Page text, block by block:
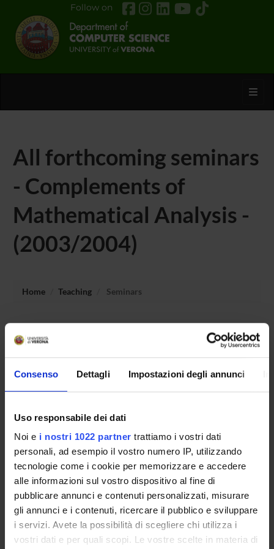
Consenso Dettagli Impostazioni degli annunci
Uso responsabile dei dati
Noi e i nostri 1022 partner trattiamo i vostri dati
personali, ad esempio il vostro numero IP, utilizzando
tecnologie come i cookie per memorizzare e accedere
alle informazioni sul vostro dispositivo al fine di
pubblicare annunci e contenuti personalizzati, misurare
gli annunci e i contenuti, ricercare il pubblico e sviluppare
i servizi. Avete la possibilità di scegliere chi utilizza i
vostri dati e per quali scopi. Le vostre scelte in materia di
Follow on
All forthcoming seminars
- Complements of
Mathematical Analysis -
(2003/2004)
Home Teaching Seminars
of Mathematical Analysis.
COURSES
PHD PROGRAMMES AND POSTGRADUATE
TRAINING
Contacts
People
Places